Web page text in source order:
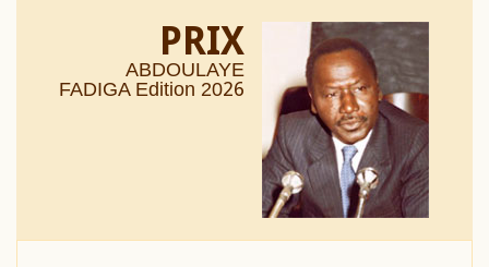
PRIX
ABDOULAYE
FADIGA Edition 2026